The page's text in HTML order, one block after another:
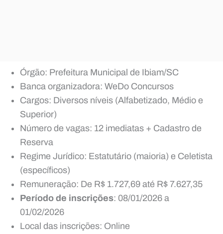
Órgão: Prefeitura Municipal de Ibiam/SC
Banca organizadora: WeDo Concursos
Cargos: Diversos níveis (Alfabetizado, Médio e
Superior)
Número de vagas: 12 imediatas + Cadastro de
Reserva
Regime Jurídico: Estatutário (maioria) e Celetista
(específicos)
Remuneração: De R$ 1.727,69 até R$ 7.627,35
Período de inscrições: 08/01/2026 a
01/02/2026
Local das inscrições: Online